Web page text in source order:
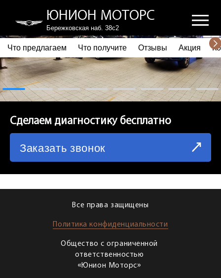
ЮНИОН МОТОРС
Бережковская наб. 38с2
ПОЧЕМУ ВЫБИРАЮТ НАС
ЧТО ПРЕДЛАГАЕМ
ЧТО ПОЛУЧИТЕ
СХЕМА ПРОЕЗДА
Что предлагаем Что получите Отзывы Акция
Сделаем диагностику бесплатно
Заказать звонок
Все права защищены
Политика конфиденциальности
Общество с ограниченной
ответственностью
«Юнион Моторс»